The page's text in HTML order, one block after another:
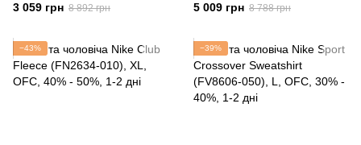
3 059 грн 8 892 грн 5 009 грн 8 788 грн
−43% −39%